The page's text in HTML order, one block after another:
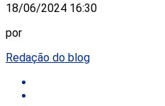
18/06/2024 16:30
por
Redação do blog